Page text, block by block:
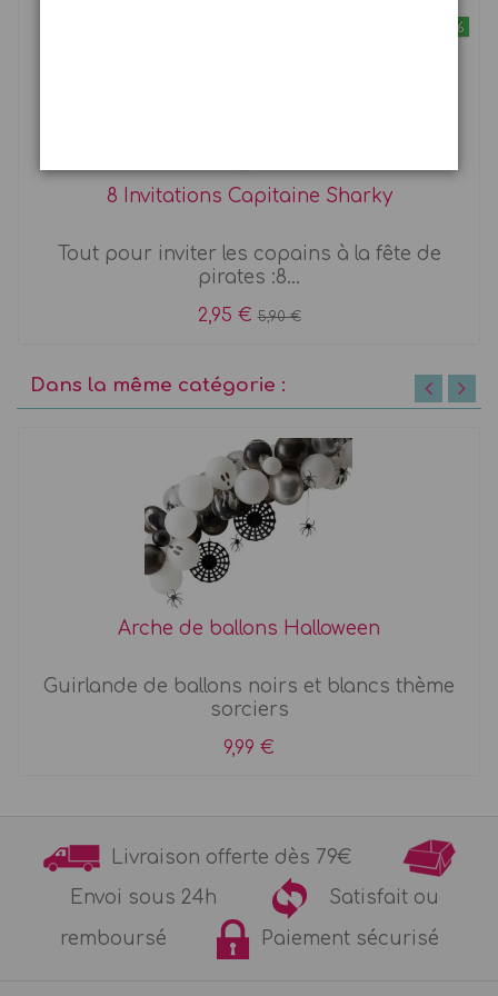
-50%
8 Invitations Capitaine Sharky
Tout pour inviter les copains à la fête de
pirates :8...
2,95 €5,90 €
Dans la même catégorie :
Arche de ballons Halloween
Guirlande de ballons noirs et blancs thème
sorciers
9,99 €
Livraison offerte dès 79€
Envoi sous 24h
Satisfait ou
remboursé
Paiement sécurisé